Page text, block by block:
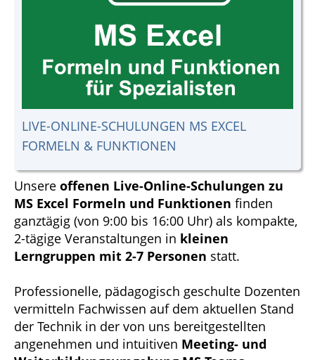
LIVE-ONLINE-SCHULUNGEN MS EXCEL
FORMELN & FUNKTIONEN
Unsere offenen Live-Online-Schulungen zu
MS Excel Formeln und Funktionen finden
ganztägig (von 9:00 bis 16:00 Uhr) als kompakte,
2-tägige Veranstaltungen in kleinen
Lerngruppen mit 2-7 Personen statt.
Professionelle, pädagogisch geschulte Dozenten
vermitteln Fachwissen auf dem aktuellen Stand
der Technik in der von uns bereitgestellten
angenehmen und intuitiven Meeting- und